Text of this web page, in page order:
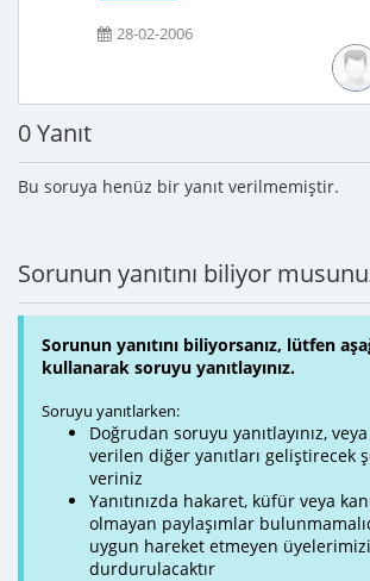
28-02-2006
0 Yanıt
Bu soruya henüz bir yanıt verilmemiştir.
Sorunun yanıtını biliyor
Sorunun yanıtını biliyorsanız, lütfen
kullanarak soruyu yanıtlayınız.
Soruyu yanıtlarken:
Doğrudan soruyu yanıtlayınız,
verilen diğer yanıtları geliştirecek
veriniz
Yanıtınızda hakaret, küfür veya
olmayan paylaşımlar
uygun hareket etmeyen
durdurulacaktır